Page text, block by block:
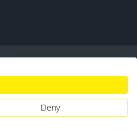
Deny